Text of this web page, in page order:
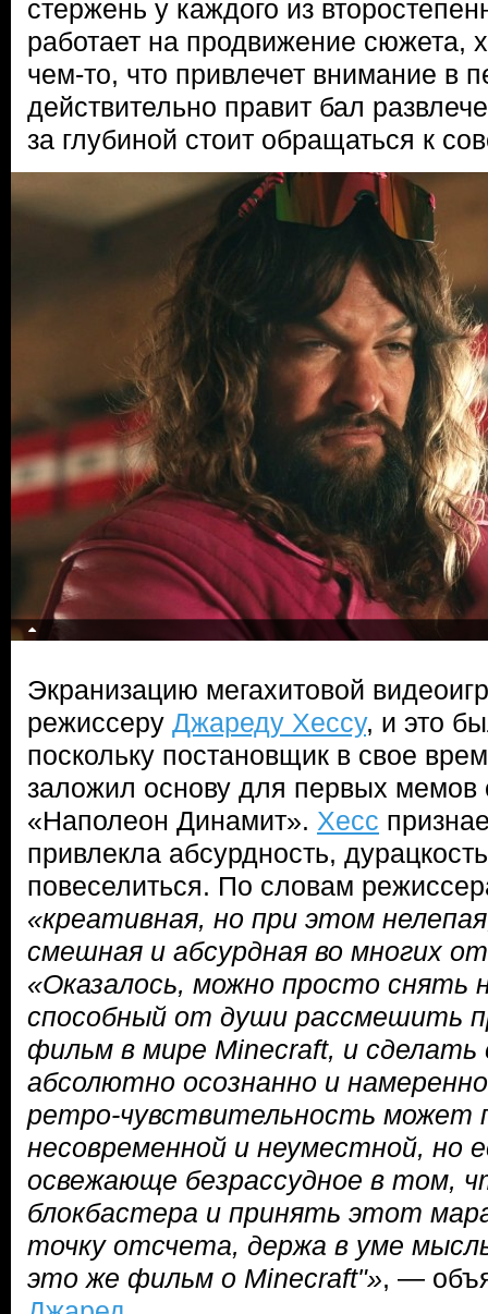
стержень у каждого из
работает на продвижение сюжета,
чем-то, что привлечет внимание в
действительно правит бал
за глубиной стоит обращаться к
Экранизацию мегахитовой
режиссеру Джареду Хессу, и это
поскольку постановщик в свое
заложил основу для первых мемов
«Наполеон Динамит». Хесс
привлекла абсурдность,
повеселиться. По словам
«креативная, но при этом
смешная и абсурдная во многих
«Оказалось, можно просто снять
способный от души рассмешить
фильм в мире Minecraft, и сделать
абсолютно осознанно и
ретро-чувствительность может
несовременной и неуместной, но
освежающе безрассудное в том,
блокбастера и принять этот
точку отсчета, держа в уме
это же фильм о Minecraft"», —